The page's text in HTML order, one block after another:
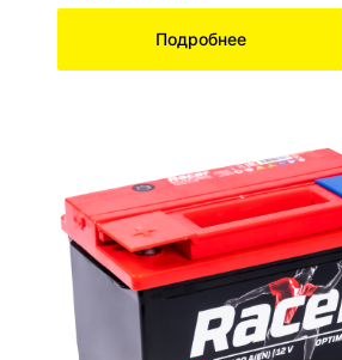
Подробнее